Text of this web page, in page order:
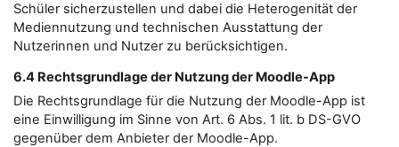
Schüler sicherzustellen und dabei die Heterogenität der
Mediennutzung und technischen Ausstattung der
Nutzerinnen und Nutzer zu berücksichtigen.
6.4 Rechtsgrundlage der Nutzung der Moodle-App
Die Rechtsgrundlage für die Nutzung der Moodle-App ist
eine Einwilligung im Sinne von Art. 6 Abs. 1 lit. b DS-GVO
gegenüber dem Anbieter der Moodle-App.